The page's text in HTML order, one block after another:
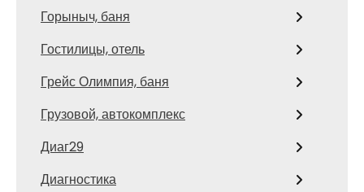
Горыныч, баня
Гостилицы, отель
Грейс Олимпия, баня
Грузовой, автокомплекс
Диаг29
Диагностика